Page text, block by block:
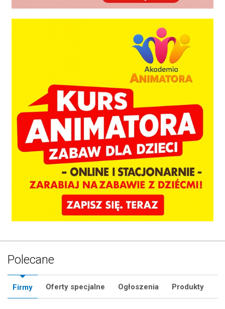
Polecane
Firmy Oferty specjalne Ogłoszenia Produkty